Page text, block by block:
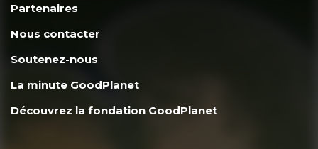
Partenaires
Nous contacter
Soutenez-nous
La minute GoodPlanet
Découvrez la fondation GoodPlanet